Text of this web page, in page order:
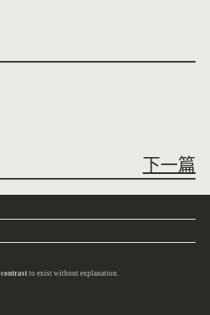
下一篇
contrastto exist without explanation.